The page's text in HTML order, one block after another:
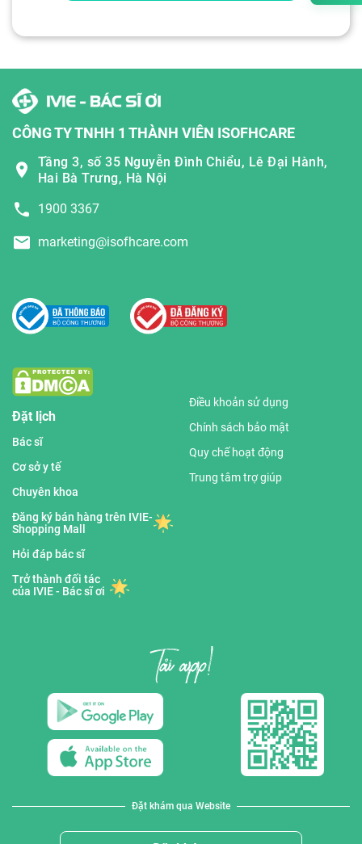
CÔNG TY TNHH 1 THÀNH VIÊN ISOFHCARE
Tầng 3, số 35 Nguyễn Đình Chiểu, Lê Đại Hành,
Hai Bà Trưng, Hà Nội
1900 3367
marketing@isofhcare.com
Đặt lịch
Bác sĩ
Cơ sở y tế
Chuyên khoa
Đăng ký bán hàng trên IVIE-
Shopping Mall
Hỏi đáp bác sĩ
Trở thành đối tác
của IVIE - Bác sĩ ơi
Điều khoản sử dụng
Chính sách bảo mật
Quy chế hoạt động
Trung tâm trợ giúp
Đặt khám qua Website